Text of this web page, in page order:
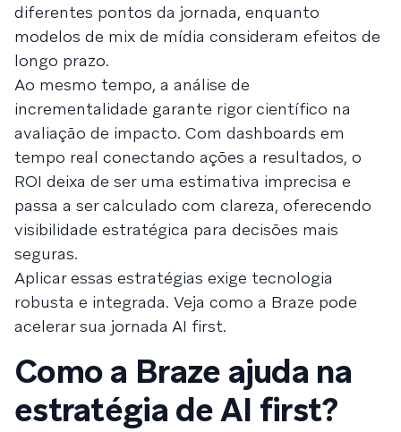
diferentes pontos da jornada, enquanto
modelos de mix de mídia consideram efeitos de
longo prazo.
Ao mesmo tempo, a análise de
incrementalidade garante rigor científico na
avaliação de impacto. Com dashboards em
tempo real conectando ações a resultados, o
ROI deixa de ser uma estimativa imprecisa e
passa a ser calculado com clareza, oferecendo
visibilidade estratégica para decisões mais
seguras.
Aplicar essas estratégias exige tecnologia
robusta e integrada. Veja como a Braze pode
acelerar sua jornada AI first.
Como a Braze ajuda na
estratégia de AI first?